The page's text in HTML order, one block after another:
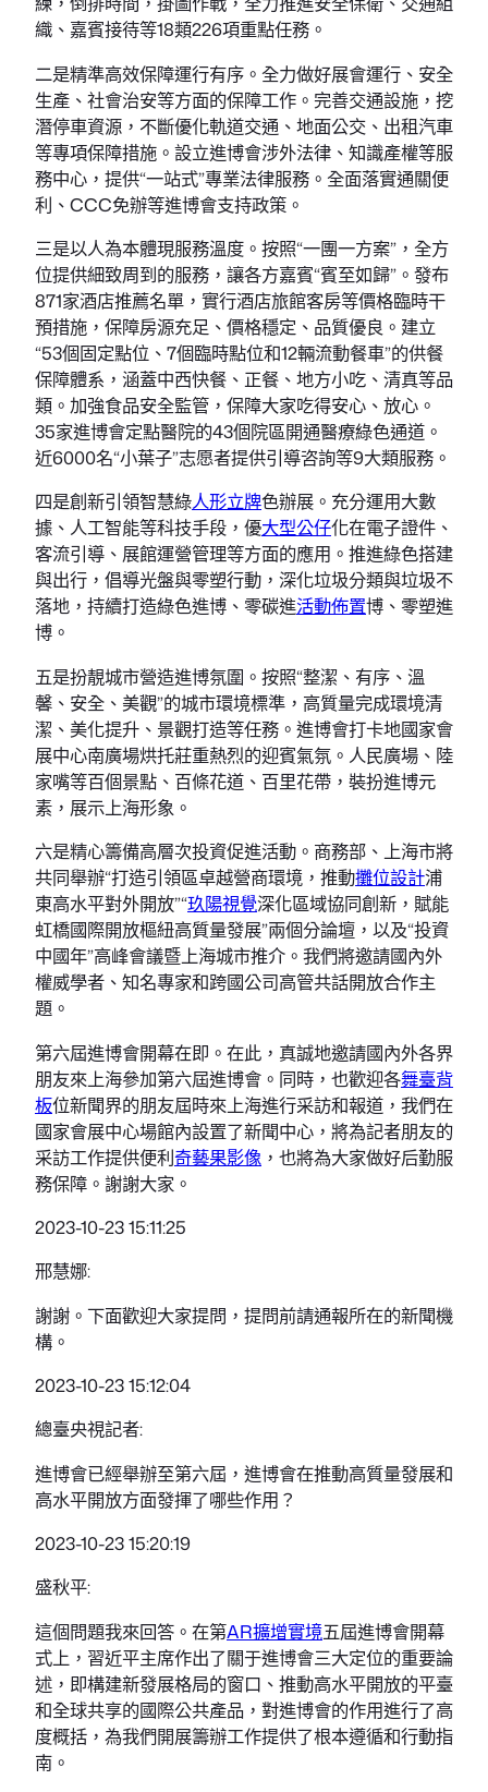
織、嘉賓接待等18類226項重點任務。
二是精準高效保障運行有序。全力做好展會運行、安全
生產、社會治安等方面的保障工作。完善交通設施，挖
潛停車資源，不斷優化軌道交通、地面公交、出租汽車
等專項保障措施。設立進博會涉外法律、知識產權等服
務中心，提供“一站式”專業法律服務。全面落實通關便
利、CCC免辦等進博會支持政策。
三是以人為本體現服務溫度。按照“一團一方案”，全方
位提供細致周到的服務，讓各方嘉賓“賓至如歸”。發布
871家酒店推薦名單，實行酒店旅館客房等價格臨時干
預措施，保障房源充足、價格穩定、品質優良。建立
“53個固定點位、7個臨時點位和12輛流動餐車”的供餐
保障體系，涵蓋中西快餐、正餐、地方小吃、清真等品
類。加強食品安全監管，保障大家吃得安心、放心。
35家進博會定點醫院的43個院區開通醫療綠色通道。
近6000名“小葉子”志愿者提供引導咨詢等9大類服務。
四是創新引領智慧綠人形立牌色辦展。充分運用大數
據、人工智能等科技手段，優大型公仔化在電子證件、
客流引導、展館運營管理等方面的應用。推進綠色搭建
與出行，倡導光盤與零塑行動，深化垃圾分類與垃圾不
落地，持續打造綠色進博、零碳進活動佈置博、零塑進
博。
五是扮靚城市營造進博氛圍。按照“整潔、有序、溫
馨、安全、美觀”的城市環境標準，高質量完成環境清
潔、美化提升、景觀打造等任務。進博會打卡地國家會
展中心南廣場烘托莊重熱烈的迎賓氣氛。人民廣場、陸
家嘴等百個景點、百條花道、百里花帶，裝扮進博元
素，展示上海形象。
六是精心籌備高層次投資促進活動。商務部、上海市將
共同舉辦“打造引領區卓越營商環境，推動攤位設計浦
東高水平對外開放”“玖陽視覺深化區域協同創新，賦能
虹橋國際開放樞紐高質量發展”兩個分論壇，以及“投資
中國年”高峰會議暨上海城市推介。我們將邀請國內外
權威學者、知名專家和跨國公司高管共話開放合作主
題。
第六屆進博會開幕在即。在此，真誠地邀請國內外各界
朋友來上海參加第六屆進博會。同時，也歡迎各舞臺背
板位新聞界的朋友屆時來上海進行采訪和報道，我們在
國家會展中心場館內設置了新聞中心，將為記者朋友的
采訪工作提供便利奇藝果影像 ，也將為大家做好后勤服
務保障。謝謝大家。
2023-10-23 15:11:25
邢慧娜:
謝謝。下面歡迎大家提問，提問前請通報所在的新聞機
構。
2023-10-23 15:12:04
總臺央視記者:
進博會已經舉辦至第六屆，進博會在推動高質量發展和
高水平開放方面發揮了哪些作用？
2023-10-23 15:20:19
盛秋平:
這個問題我來回答。在第AR擴增實境五屆進博會開幕
式上，習近平主席作出了關于進博會三大定位的重要論
述，即構建新發展格局的窗口、推動高水平開放的平臺
和全球共享的國際公共產品，對進博會的作用進行了高
度概括，為我們開展籌辦工作提供了根本遵循和行動指
南。